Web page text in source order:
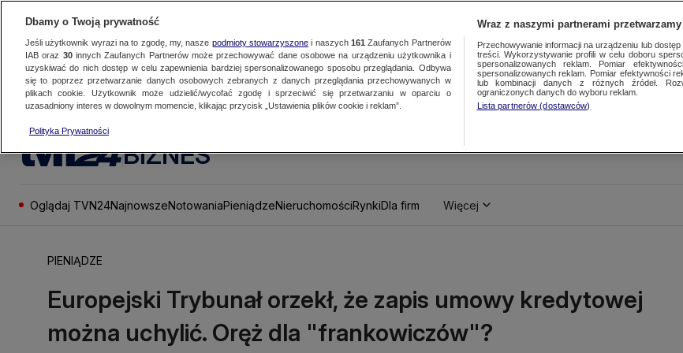
BIZNES
Oglądaj TVN24NajnowszeNotowaniaPieniądzeNieruchomościRynkiDla firm Więcej
PIENIĄDZE
Europejski Trybunał orzekł, że zapis umowy kredytowej
można uchylić. Oręż dla "frankowiczów"?
Dbamy o Twoją prywatność
Jeśli użytkownik wyrazi na to zgodę, my, nasze podmioty stowarzyszonei naszych 161 Zaufanych Partnerów
IAB oraz 30innych Zaufanych Partnerów może przechowywać dane osobowe na urządzeniu użytkownika i
uzyskiwać do nich dostęp w celu zapewnienia bardziej spersonalizowanego sposobu przeglądania. Odbywa
się to poprzez przetwarzanie danych osobowych zebranych z danych przeglądania przechowywanych w
plikach cookie. Użytkownik może udzielić/wycofać zgodę i sprzeciwić się przetwarzaniu w oparciu o
uzasadniony interes w dowolnym momencie, klikając przycisk „Ustawienia plików cookie i reklam”.
Polityka Prywatności
Wraz z naszymi partnerami
Przechowywanie informacji na urządzeniu lub
treści. Wykorzystywanie profili w celu doboru
spersonalizowanych reklam. Pomiar
spersonalizowanych reklam. Pomiar efektywności
lub kombinacji danych z różnych źródeł.
ograniczonych danych do wyboru reklam.
Lista partnerów (dostawców)